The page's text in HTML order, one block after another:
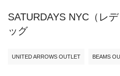
SATURDAYS NYC（レ
ッグ
UNITED ARROWS OUTLET BEAMS